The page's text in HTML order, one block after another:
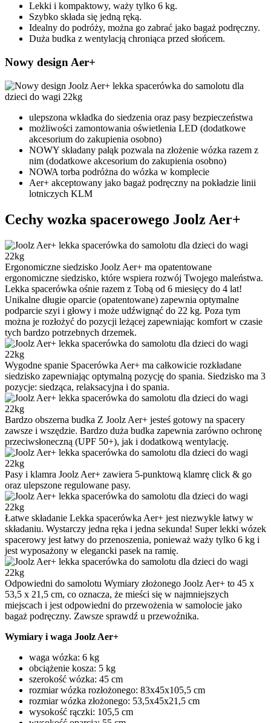
Lekki i kompaktowy, waży tylko 6 kg.
Szybko składa się jedną ręką.
Idealny do podróży, można go zabrać jako bagaż podręczny.
Duża budka z wentylacją chroniąca przed słońcem.
Nowy design Aer+
ulepszona wkładka do siedzenia oraz pasy bezpieczeństwa
możliwości zamontowania oświetlenia LED (dodatkowe
akcesorium do zakupienia osobno)
NOWY składany pałąk pozwala na złożenie wózka razem z
nim (dodatkowe akcesorium do zakupienia osobno)
NOWA torba podróżna do wózka w komplecie
Aer+ akceptowany jako bagaż podręczny na pokładzie linii
lotniczych KLM
Cechy wozka spacerowego Joolz Aer+
Ergonomiczne siedzisko Joolz Aer+ ma opatentowane
ergonomiczne siedzisko, które wspiera rozwój Twojego maleństwa.
Lekka spacerówka ośnie razem z Tobą od 6 miesięcy do 4 lat!
Unikalne długie oparcie (opatentowane) zapewnia optymalne
podparcie szyi i głowy i może udźwignąć do 22 kg. Poza tym
można je rozłożyć do pozycji leżącej zapewniając komfort w czasie
tych bardzo potrzebnych drzemek.
Wygodne spanie Spacerówka Aer+ ma całkowicie rozkładane
siedzisko zapewniając optymalną pozycję do spania. Siedzisko ma 3
pozycje: siedząca, relaksacyjna i do spania.
Bardzo obszerna budka Z Joolz Aer+ jesteś gotowy na spacery
zawsze i wszędzie. Bardzo duża budka zapewnia zarówno ochronę
przeciwsłoneczną (UPF 50+), jak i dodatkową wentylację.
Pasy i klamra Joolz Aer+ zawiera 5-punktową klamrę click & go
oraz ulepszone regulowane pasy.
Łatwe składanie Lekka spacerówka Aer+ jest niezwykle łatwy w
składaniu. Wystarczy jedna ręka i jedna sekunda! Super lekki wózek
spacerowy jest łatwy do przenoszenia, ponieważ waży tylko 6 kg i
jest wyposażony w elegancki pasek na ramię.
Odpowiedni do samolotu Wymiary złożonego Joolz Aer+ to 45 x
53,5 x 21,5 cm, co oznacza, że mieści się w najmniejszych
miejscach i jest odpowiedni do przewożenia w samolocie jako
bagaż podręczny. Zawsze sprawdź u przewoźnika.
Wymiary i waga Joolz Aer+
waga wózka: 6 kg
obciążenie kosza: 5 kg
szerokość wózka: 45 cm
rozmiar wózka rozłożonego: 83x45x105,5 cm
rozmiar wózka złożonego: 53,5x45x21,5 cm
wysokość rączki: 105,5 cm